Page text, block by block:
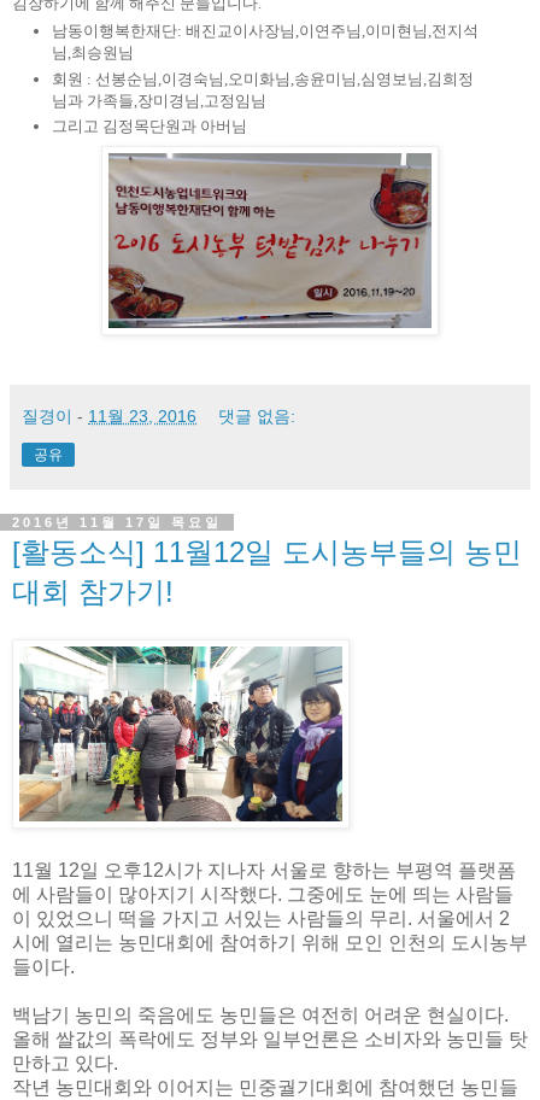
남동이행복한재단: 배진교이사장님,이연주님,이미현님,전지석
님,최승원님
회원 : 선봉순님,이경숙님,오미화님,송윤미님,심영보님,김희정
님과 가족들,장미경님,고정임님
그리고 김정목단원과 아버님
질경이 - 11월 23, 2016 댓글 없음:
공유
2016년 11월 17일 목요일
[활동소식] 11월12일 도시농부들의 농민
대회 참가기!
11월 12일 오후12시가 지나자 서울로 향하는 부평역 플랫폼
에 사람들이 많아지기 시작했다. 그중에도 눈에 띄는 사람들
이 있었으니 떡을 가지고 서있는 사람들의 무리. 서울에서 2
시에 열리는 농민대회에 참여하기 위해 모인 인천의 도시농부
들이다.
백남기 농민의 죽음에도 농민들은 여전히 어려운 현실이다.
올해 쌀값의 폭락에도 정부와 일부언론은 소비자와 농민들 탓
만하고 있다.
작년 농민대회와 이어지는 민중궐기대회에 참여했던 농민들